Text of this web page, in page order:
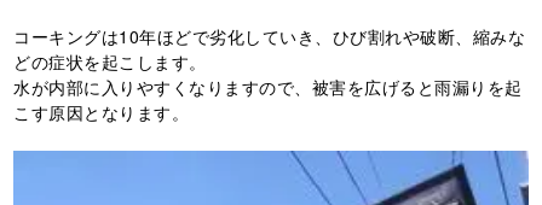
コーキングは10年ほどで劣化していき、ひび割れや破断、縮みな
どの症状を起こします。
水が内部に入りやすくなりますので、被害を広げると雨漏りを起
こす原因となります。